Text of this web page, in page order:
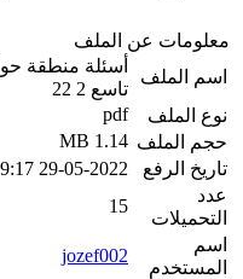
معلومات عن الملف
اسم الملف
أسئلة منطقة
تاسع 2 22
نوع الملف
pdf
حجم الملف 1.14 MB
تاريخ الرفع
29-05-2022 09:17 م
عدد
التحميلات
15
اسم
المستخدم
jozef002